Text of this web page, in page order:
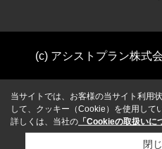
(c) アシストプラン株式
当サイトでは、お客様の当サイト利用
して、クッキー（Cookie）を使用して
詳しくは、当社の 「Cookieの取扱いに
閉